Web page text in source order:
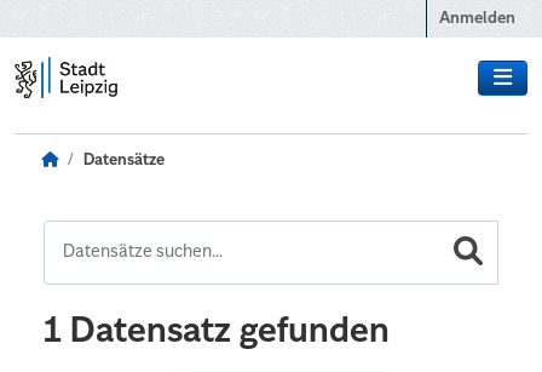
Anmelden
Datensätze
1 Datensatz gefunden